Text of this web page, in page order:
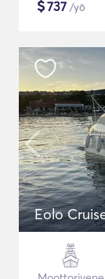
$737 /yö
Eolo